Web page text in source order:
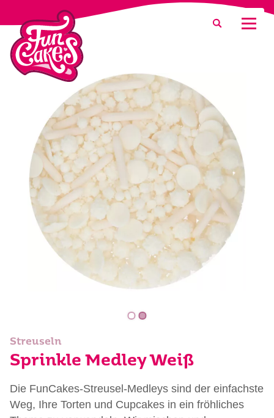
Was suchen Sie?
Suche
Streuseln
Sprinkle Medley Weiß
Die FunCakes-Streusel-Medleys sind der einfachste
Weg, Ihre Torten und Cupcakes in ein fröhliches